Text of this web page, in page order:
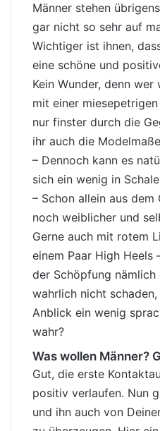
Männer stehen
gar nicht so sehr auf
Wichtiger ist ihnen,
eine schöne und
Kein Wunder, denn
mit einer
nur finster durch die
ihr auch die
– Dennoch kann es
sich ein wenig in
– Schon allein aus
noch weiblicher und
Gerne auch mit rotem
einem Paar High Heels
der Schöpfung nämlich
wahrlich nicht
Anblick ein wenig
wahr?
Was wollen Männer?
Gut, die erste
positiv verlaufen. Nun
und ihn auch von